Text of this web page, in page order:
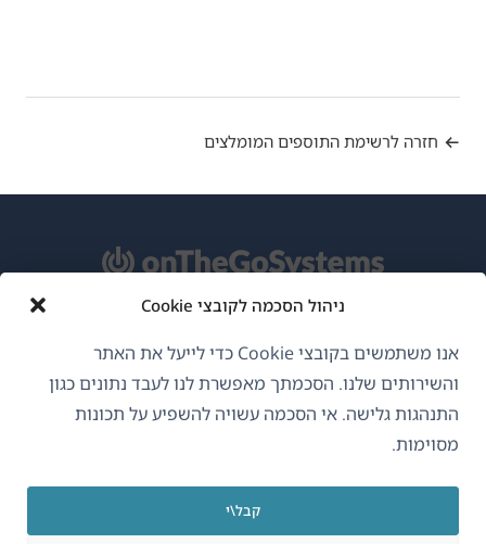
ניהול הסכמה לקובצי Cookie
אנו משתמשים בקובצי Cookie כדי לייעל את האתר
והשירותים שלנו. הסכמתך מאפשרת לנו לעבד נתונים כגון
התנהגות גלישה. אי הסכמה עשויה להשפיע על תכונות
מסוימות.
קבל\י
חזרה לרשימת התוספים המומלצים
עברית
GDPR ומדיניות פרטיות
הצטרף לצוות שלנו(נפתח
בחלון
חדש)
בחלון
חדש)
בחלון